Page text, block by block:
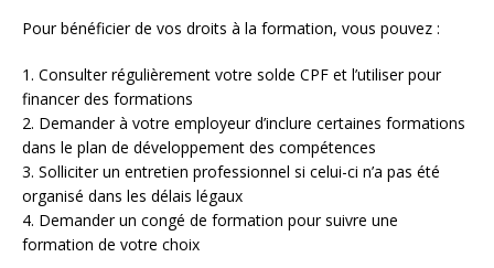
Pour bénéficier de vos droits à la formation, vous pouvez :
1. Consulter régulièrement votre solde CPF et l’utiliser pour
financer des formations
2. Demander à votre employeur d’inclure certaines formations
dans le plan de développement des compétences
3. Solliciter un entretien professionnel si celui-ci n’a pas été
organisé dans les délais légaux
4. Demander un congé de formation pour suivre une
formation de votre choix